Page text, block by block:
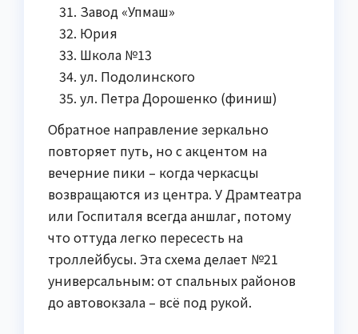
Завод «Упмаш»
Юрия
Школа №13
ул. Подолинского
ул. Петра Дорошенко (финиш)
Обратное направление зеркально
повторяет путь, но с акцентом на
вечерние пики – когда черкасцы
возвращаются из центра. У Драмтеатра
или Госпиталя всегда аншлаг, потому
что оттуда легко пересесть на
троллейбусы. Эта схема делает №21
универсальным: от спальных районов
до автовокзала – всё под рукой.